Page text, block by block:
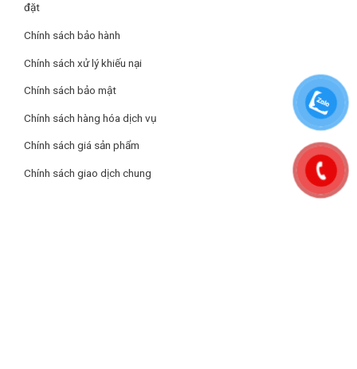
đặt
Chính sách bảo hành
Chính sách xử lý khiếu nại
Chính sách bảo mật
Chính sách hàng hóa dịch vụ
Chính sách giá sản phẩm
Chính sách giao dịch chung